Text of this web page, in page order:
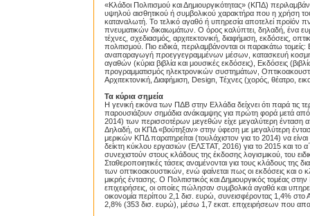
«Κλάδοι Πολιτισμού και Δημιουργικότητας» (ΚΠΔ)
υψηλού αισθητικού ή συμβολικού χαρακτήρα που η χρήση
καταναλωτή. Το τελικό αγαθό ή υπηρεσία αποτελεί προϊόν
πνευματικών δικαιωμάτων. Ο όρος καλύπτει, δηλαδή, ένα
τέχνες, σχεδιασμός, αρχιτεκτονική, διαφήμιση, εκδόσεις,
πολιτισμού. Πιο ειδικά, περιλαμβάνονται οι παρακάτω
αναπαραγωγή προεγγεγραμμένων μέσων, κατασκευή
αγαθών (κύρια βιβλία και μουσικές εκδόσεις), Εκδόσεις
προγραμματισμός ηλεκτρονικών συστημάτων,
Αρχιτεκτονική, Διαφήμιση, Design, Τέχνες (χορός, θέατρο,
Τα κύρια σημεία
Η γενική εικόνα των ΠΔΒ στην Ελλάδα δείχνει ότι παρά τις
παρουσιάζουν σημάδια ανάκαμψης για πρώτη φορά μετά
2014) των περισσοτέρων μεγεθών είχε μεγαλύτερη ένταση
Δηλαδή, οι ΚΠΔ «βούτηξαν» στην ύφεση με μεγαλύτερη
μερικών ΚΠΔ παρατηρείται (τουλάχιστον για το 2014) να
δείκτη κύκλου εργασιών (ΕΛΣΤΑΤ, 2016) για το 2015 και το
συνεχιστούν στους κλάδους της έκδοσης λογισμικού, του
Σταθεροποιητικές τάσεις αναμένονται για τους κλάδους
των οπτικοακουστικών, ενώ φαίνεται πως οι εκδόσεις και ο
μικρής έντασης. Ο Πολιτιστικός και Δημιουργικός τομέας
επιχειρήσεις, οι οποίες πώλησαν συμβολικά αγαθά και
οικονομία περίπου 2,1 δισ. ευρώ, συνεισφέροντας 1,4%
2,8% (353 δισ. ευρώ), μέσω 1,7 εκατ. επιχειρήσεων που